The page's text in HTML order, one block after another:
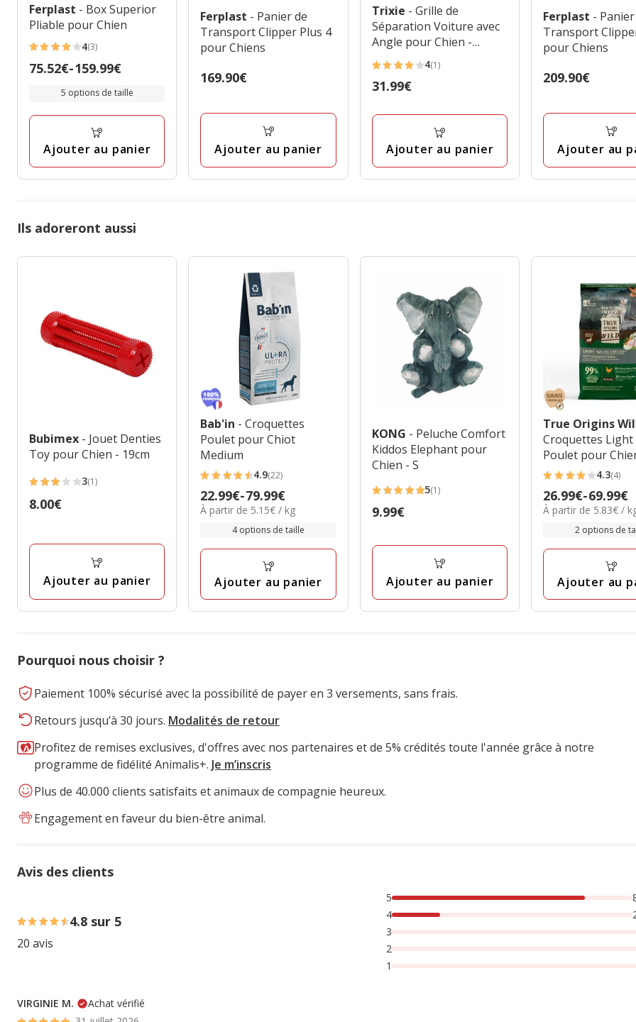
Ferplast - Box Superior
Pliable pour Chien
4
étoiles
avis
4(3)
Prix
à
75.52€-159.99€
5 options de taille
Ajouter au panier
Ferplast - Panier de
Transport Clipper Plus 4
pour Chiens
Prix
169.90€
Ajouter au panier
Trixie - Grille de
Séparation Voiture avec
Angle pour Chien -
110cm
4
étoiles
1
4(1)
Prix
31.99€
Ajouter au panier
Ferplast -
Transport Clipper
pour Chiens
Prix
209.90€
Ajouter au
Ils adoreront aussi
Bubimex - Jouet Denties
Toy pour Chien - 19cm
3
étoiles
1
3(1)
Prix
8.00€
Ajouter au panier
Bab'in - Croquettes
Poulet pour Chiot
Medium
4.9
étoiles
avec
avis
4.9(22)
Prix
de
22.99€
à
22.99€-79.99€
5.15€
À partir de 5.15€ / kg
4 options de taille
Ajouter au panier
KONG - Peluche Comfort
Kiddos Elephant pour
Chien - S
5
étoiles
1
5(1)
Prix
9.99€
Ajouter au panier
True Origins
Croquettes Light
Poulet pour
Adultes
4.3
étoiles
avec
avis
4.3(4)
Prix
de
26.99€
à
26.99€-69.99€
5.83€
À partir de 5.83€ /
2 options de
Ajouter au
Pourquoi nous choisir ?
Paiement 100% sécurisé avec la possibilité de payer en 3 versements, sans frais.
Retours jusqu’à 30 jours. Modalités de retour
Profitez de remises exclusives, d'offres avec nos partenaires et de 5% crédités toute l'année grâce à notre
programme de fidélité Animalis+. Je m’inscris
Plus de 40.000 clients satisfaits et animaux de compagnie heureux.
Engagement en faveur du bien-être animal.
Avis des clients
4.8 sur 5
20 avis
80% des personnes lont noté avec {1} étoiles, 20% des personnes lont noté avec {1} étoiles,
5
4
3
2
1
VIRGINIE M.
Achat vérifié